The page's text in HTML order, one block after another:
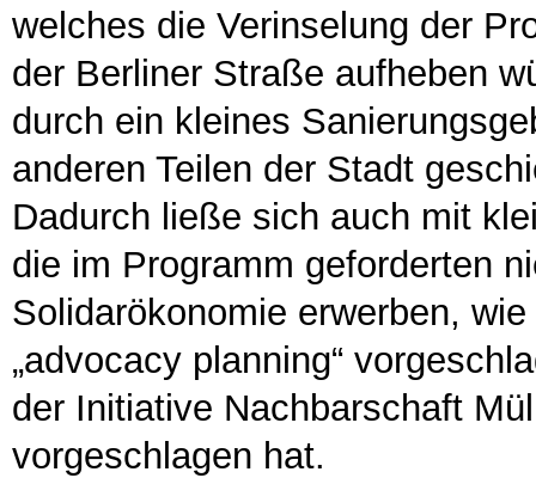
welches die Verinselung der
der Berliner Straße aufheben
durch ein kleines
anderen Teilen der Stadt
Dadurch ließe sich auch mit
die im Programm geforderten
Solidarökonomie erwerben,
„advocacy planning“
der Initiative Nachbarschaft
vorgeschlagen hat.